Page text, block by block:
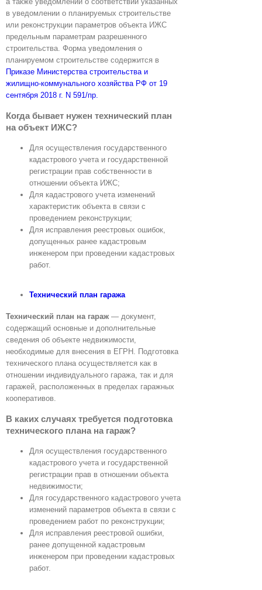
в уведомлении о планируемых строительстве
или реконструкции параметров объекта ИЖС
предельным параметрам разрешенного
строительства. Форма уведомления о
планируемом строительстве содержится в
Приказе Министерства строительства и
жилищно-коммунального хозяйства РФ от 19
сентября 2018 г. N 591/пр.
Когда бывает нужен технический план
на объект ИЖС?
Для осуществления государственного
кадастрового учета и государственной
регистрации прав собственности в
отношении объекта ИЖС;
Для кадастрового учета изменений
характеристик объекта в связи с
проведением реконструкции;
Для исправления реестровых ошибок,
допущенных ранее кадастровым
инженером при проведении кадастровых
работ.
Технический план гаража
Технический план на гараж — документ,
содержащий основные и дополнительные
сведения об объекте недвижимости,
необходимые для внесения в ЕГРН. Подготовка
технического плана осуществляется как в
отношении индивидуального гаража, так и для
гаражей, расположенных в пределах гаражных
кооперативов.
В каких случаях требуется подготовка
технического плана на гараж?
Для осуществления государственного
кадастрового учета и государственной
регистрации прав в отношении объекта
недвижимости;
Для государственного кадастрового учета
изменений параметров объекта в связи с
проведением работ по реконструкции;
Для исправления реестровой ошибки,
ранее допущенной кадастровым
инженером при проведении кадастровых
работ.